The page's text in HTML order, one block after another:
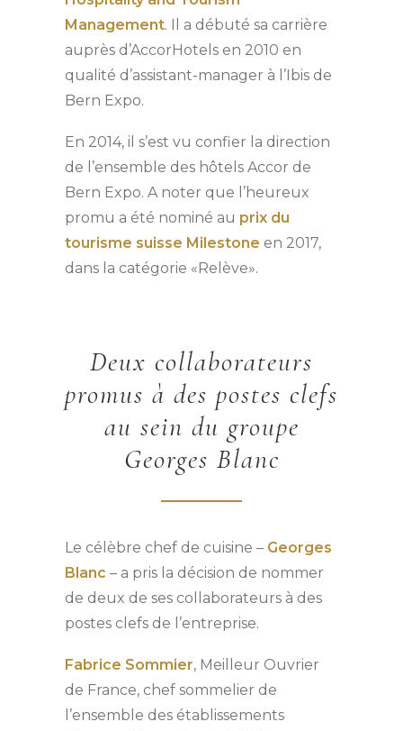
Management. Il a débuté sa carrière
auprès d’AccorHotels en 2010 en
qualité d’assistant-manager à l’Ibis de
Bern Expo.
En 2014, il s’est vu confier la direction
de l’ensemble des hôtels Accor de
Bern Expo. A noter que l’heureux
promu a été nominé au prix du
tourisme suisse Milestone en 2017,
dans la catégorie «Relève».
Deux collaborateurs
promus à des postes clefs
au sein du groupe
Georges Blanc
Le célèbre chef de cuisine – Georges
Blanc – a pris la décision de nommer
de deux de ses collaborateurs à des
postes clefs de l’entreprise.
Fabrice Sommier, Meilleur Ouvrier
de France, chef sommelier de
l’ensemble des établissements